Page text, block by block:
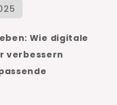
Wie digitale
verbessern